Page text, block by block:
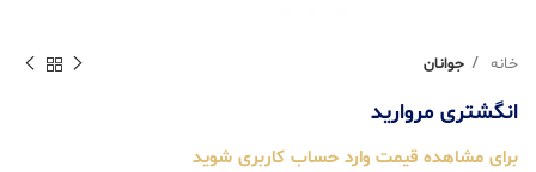
خانه جوانان
انگشتری مرواريد
برای مشاهده قیمت وارد حساب کاربری شوید